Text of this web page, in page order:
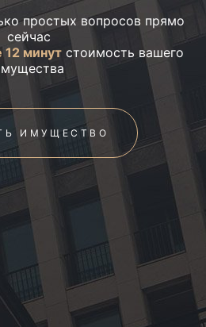
простых вопросов прямо
сейчас
12 минутстоимость вашего
ИМУЩЕСТВО